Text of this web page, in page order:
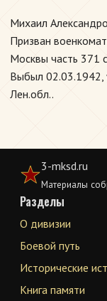
Михаил
Призван
Москвы часть 371
Выбыл 02.03.1942,
Лен.обл..
3-mksd.ru
Материалы
Разделы
О дивизии
Боевой путь
Исторические
Книга памяти